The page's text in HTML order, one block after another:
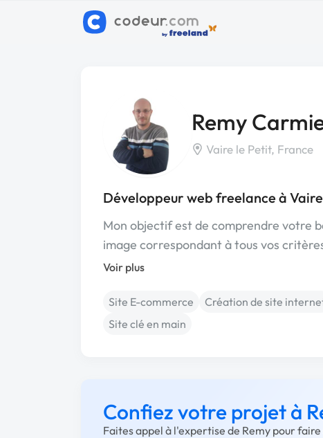
Remy
Vaire le Petit, France
Développeur web freelance à
Mon objectif est de comprendre votre
image correspondant à tous vos
Voir plus
Site E-commerce Création de site
Site clé en main
Confiez votre projet à
Faites appel à l'expertise de Remy pour